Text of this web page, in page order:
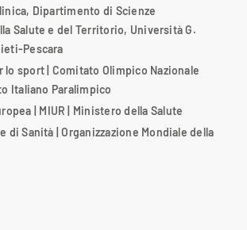
Dipartimento di Scienze
Salute e del Territorio, Università G.
Pescara
lo sport| Comitato Olimpico Nazionale
Italiano Paralimpico
MIUR
Ministero della Salute
di Sanità |Organizzazione Mondiale della